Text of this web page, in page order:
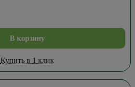
В корзину
Купить в 1 клик